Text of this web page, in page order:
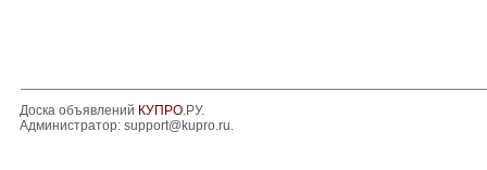
Доска объявлений КУПРО.РУ.
Администратор: support@kupro.ru.